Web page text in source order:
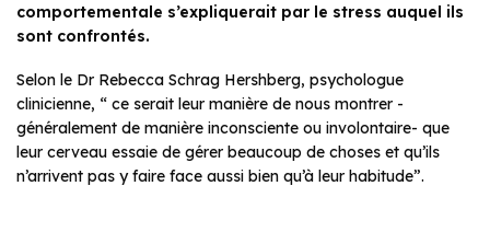
comportementale s’expliquerait par le stress auquel ils
sont confrontés.
Selon le Dr Rebecca Schrag Hershberg, psychologue
clinicienne, “ ce serait leur manière de nous montrer -
généralement de manière inconsciente ou involontaire- que
leur cerveau essaie de gérer beaucoup de choses et qu’ils
n’arrivent pas y faire face aussi bien qu’à leur habitude”.